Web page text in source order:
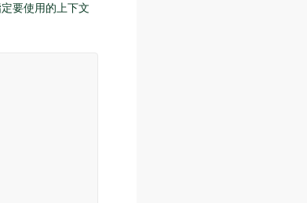
要使用的上下文